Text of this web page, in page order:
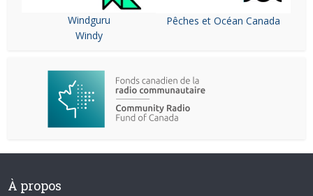
Windguru
Windy
Pêches et Océan Canada
À propos